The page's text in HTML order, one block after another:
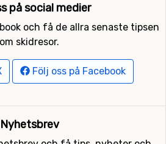
på social medier
och få de allra senaste tipsen
om skidresor.
Följ oss på Facebook
Nyhetsbrev